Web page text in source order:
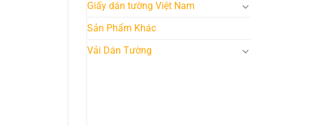
Giấy dán tường Việt Nam
Sản Phẩm Khác
Vải Dán Tường